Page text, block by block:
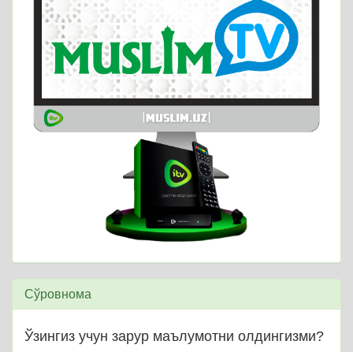
Сўровнома
Ўзингиз учун зарур маълумотни олдингизми?